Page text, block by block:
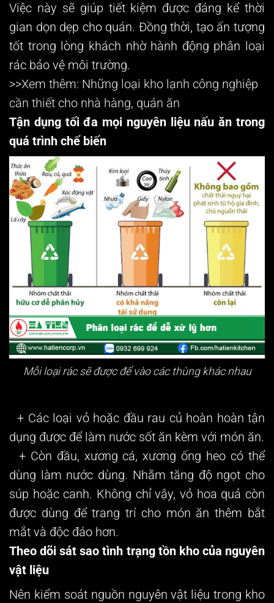
Việc này sẽ giúp tiết kiệm được đáng kể thời
gian dọn dẹp cho quán. Đồng thời, tạo ấn tượng
tốt trong lòng khách nhờ hành động phân loại
rác bảo vệ môi trường.
>>Xem thêm: Những loại kho lạnh công nghiệp
cần thiết cho nhà hàng, quán ăn
Tận dụng tối đa mọi nguyên liệu nấu ăn trong
quá trình chế biến
Mỗi loại rác sẽ được để vào các thùng khác nhau
+ Các loại vỏ hoặc đầu rau củ hoàn hoàn tận
dụng được để làm nước sốt ăn kèm với món ăn.
+ Còn đầu, xương cá, xương ống heo có thể
dùng làm nước dùng. Nhằm tăng độ ngọt cho
súp hoặc canh. Không chỉ vậy, vỏ hoa quả còn
được dùng để trang trí cho món ăn thêm bắt
mắt và độc đáo hơn.
Theo dõi sát sao tình trạng tồn kho của nguyên
vật liệu
Nên kiểm soát nguồn nguyên vật liệu trong kho